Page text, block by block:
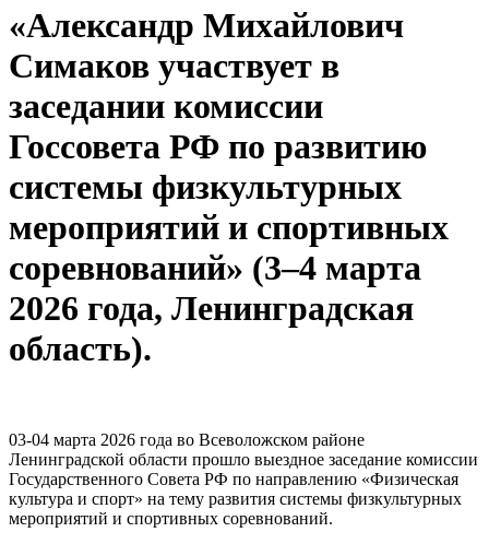
«Александр Михайлович
Симаков участвует в
заседании комиссии
Госсовета РФ по развитию
системы физкультурных
мероприятий и спортивных
соревнований» (3–4 марта
2026 года, Ленинградская
область).
03-04 марта 2026 года во Всеволожском районе
Ленинградской области прошло выездное заседание комиссии
Государственного Совета РФ по направлению «Физическая
культура и спорт» на тему развития системы физкультурных
мероприятий и спортивных соревнований.